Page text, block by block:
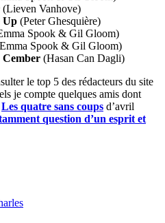
(Lieven Vanhove)
Up (Peter Ghesquière)
Spook & Gil Gloom)
Spook & Gil Gloom)
Cember (Hasan Can Dagli)
le top 5 des rédacteurs du site
je compte quelques amis dont
Les quatre sans coups d’avril
question d’un esprit et